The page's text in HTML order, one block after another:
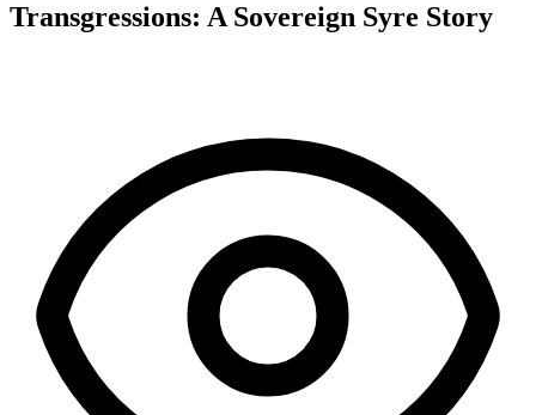
Transgressions: A Sovereign Syre Story